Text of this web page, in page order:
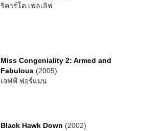
ริคาร์โด เฟลเลิฟ
Miss Congeniality 2: Armed and
Fabulous(2005)
เจฟฟ์ ฟอร์แมน
Black Hawk Down (2002)